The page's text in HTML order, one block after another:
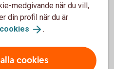
eller besök ett
att ändra.
medgivande när du vill,
din profil när du är
cookies .
cookies